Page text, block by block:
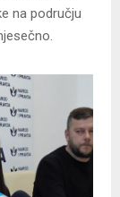
na području
mjesečno.